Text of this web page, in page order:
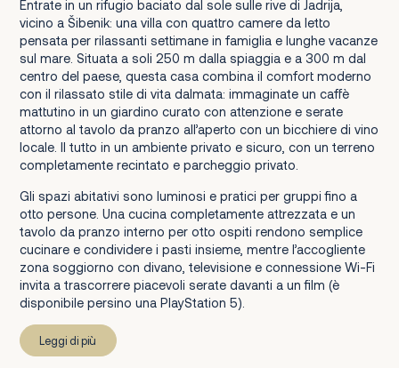
Entrate in un rifugio baciato dal sole sulle rive di Jadrija,
vicino a Šibenik: una villa con quattro camere da letto
pensata per rilassanti settimane in famiglia e lunghe vacanze
sul mare. Situata a soli 250 m dalla spiaggia e a 300 m dal
centro del paese, questa casa combina il comfort moderno
con il rilassato stile di vita dalmata: immaginate un caffè
mattutino in un giardino curato con attenzione e serate
attorno al tavolo da pranzo all’aperto con un bicchiere di vino
locale. Il tutto in un ambiente privato e sicuro, con un terreno
completamente recintato e parcheggio privato.
Gli spazi abitativi sono luminosi e pratici per gruppi fino a
otto persone. Una cucina completamente attrezzata e un
tavolo da pranzo interno per otto ospiti rendono semplice
cucinare e condividere i pasti insieme, mentre l’accogliente
zona soggiorno con divano, televisione e connessione Wi-Fi
invita a trascorrere piacevoli serate davanti a un film (è
disponibile persino una PlayStation 5).
Leggi di più